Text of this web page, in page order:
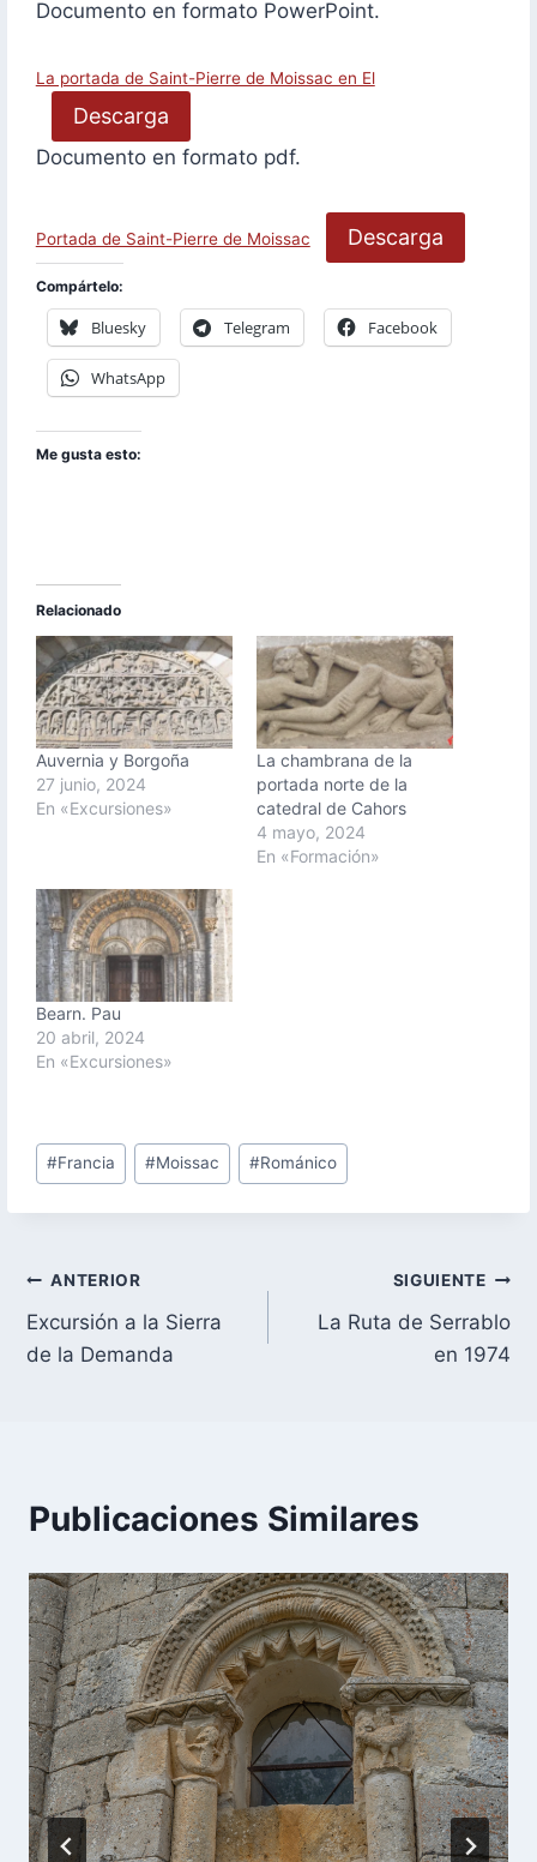
Documento en formato PowerPoint.
La portada de Saint-Pierre de Moissac en El
Descarga
Documento en formato pdf.
Portada de Saint-Pierre de Moissac Descarga
Compártelo:
Bluesky Telegram Facebook
WhatsApp
Me gusta esto:
Relacionado
Auvernia y Borgoña
27 junio, 2024
En «Excursiones»
La chambrana de la
portada norte de la
catedral de Cahors
4 mayo, 2024
En «Formación»
Bearn. Pau
20 abril, 2024
En «Excursiones»
Etiquetas
de
la
#Francia #Moissac #Románico
Navegación
de
ANTERIOR
Excursión a la Sierra
de la Demanda
SIGUIENTE
La Ruta de Serrablo
en 1974
Publicaciones Similares